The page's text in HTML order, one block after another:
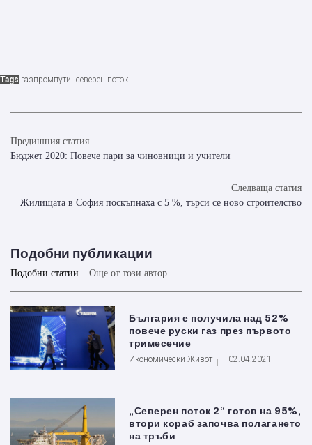
Tags газпромпутинсеверен поток
Предишния статия
Бюджет 2020: Повече пари за чиновници и учители
Следваща статия
Жилищата в София поскъпнаха с 5 %, търси се ново строителство
Подобни публикации
Подобни статии Още от този автор
България е получила над 52%
повече руски газ през първото
тримесечие
Икономически Живот 02.04.2021
„Северен поток 2“ готов на 95%,
втори кораб започва полагането
на тръби